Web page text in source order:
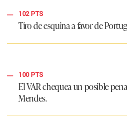
102 PTS
Tiro de esquina a favor de
100 PTS
El VAR chequea un posible
Mendes.